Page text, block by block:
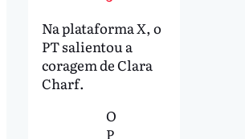
Na plataformaX, o
PT salientou a
coragem de Clara
Charf.
O
P